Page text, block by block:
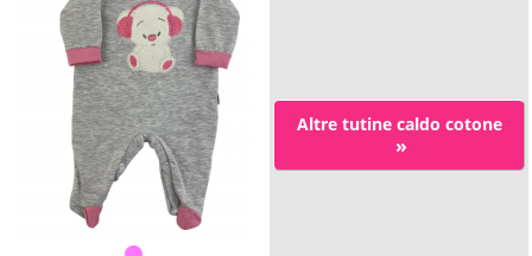
Altre tutine caldo cotone
»